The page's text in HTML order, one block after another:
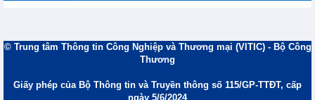
© Trung tâm Thông tin Công Nghiệp và Thương mại (VITIC) - Bộ Công
Thương
Giấy phép của Bộ Thông tin và Truyền thông số 115/GP-TTĐT, cấp
ngày 5/6/2024